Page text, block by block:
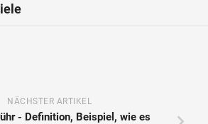
NÄCHSTER ARTIKEL
- Definition, Beispiel, wie es